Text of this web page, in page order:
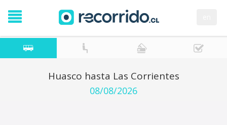
Huasco hasta Las Corrientes
08/08/2026